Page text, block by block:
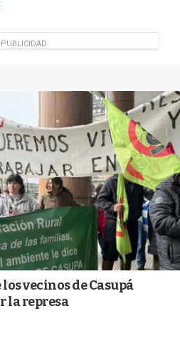
PUBLICIDAD
vecinos de Casupá
la represa